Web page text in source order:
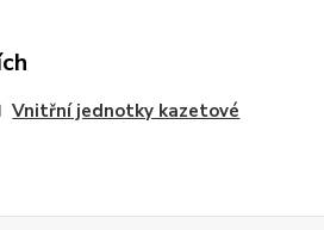
Vnitřní jednotky kazetové